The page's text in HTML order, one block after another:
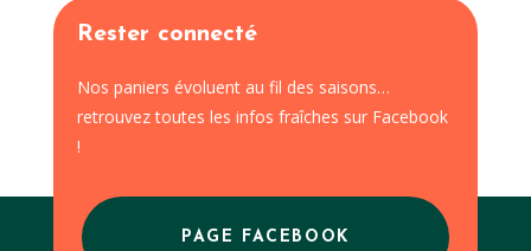
Rester connecté
Nos paniers évoluent au fil des saisons…
retrouvez toutes les infos fraîches sur Facebook
!
PAGE FACEBOOK